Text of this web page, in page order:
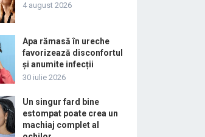
4 august 2026
Apa rămasă în ureche
favorizează disconfortul
și anumite infecții
30 iulie 2026
Un singur fard bine
estompat poate crea un
machiaj complet al